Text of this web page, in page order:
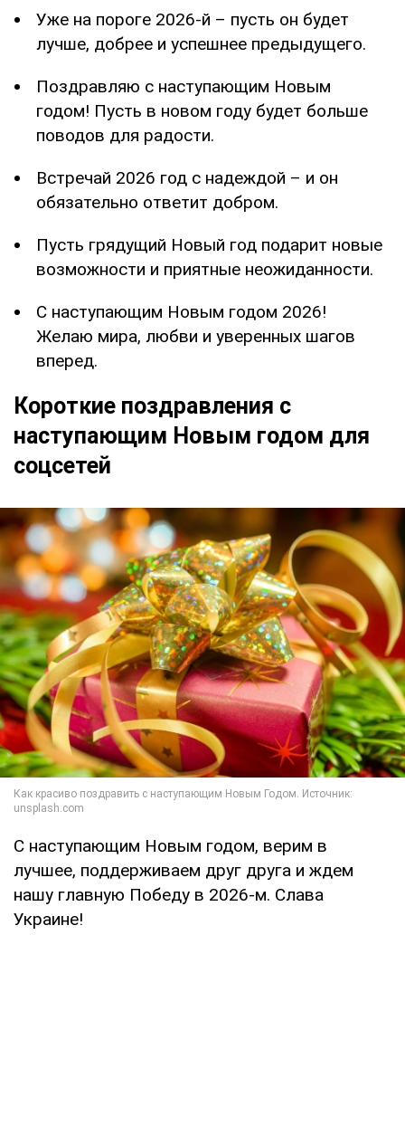
Уже на пороге 2026-й – пусть он будет
лучше, добрее и успешнее предыдущего.
Поздравляю с наступающим Новым
годом! Пусть в новом году будет больше
поводов для радости.
Встречай 2026 год с надеждой – и он
обязательно ответит добром.
Пусть грядущий Новый год подарит новые
возможности и приятные неожиданности.
С наступающим Новым годом 2026!
Желаю мира, любви и уверенных шагов
вперед.
Короткие поздравления с
наступающим Новым годом для
соцсетей
С наступающим Новым годом, верим в
лучшее, поддерживаем друг друга и ждем
нашу главную Победу в 2026-м. Слава
Украине!